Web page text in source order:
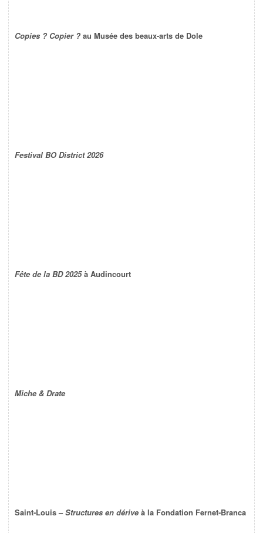
Copies ? Copier ? au Musée des beaux-arts de Dole
Festival BO District 2026
Fête de la BD 2025à Audincourt
Miche & Drate
Saint-Louis –Structures en dérive à la Fondation Fernet-Branca